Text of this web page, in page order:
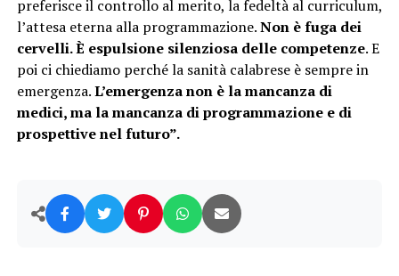
preferisce il controllo al merito, la fedeltà al curriculum,
l’attesa eterna alla programmazione.Non è fuga dei
cervelli. È espulsione silenziosa delle competenze. E
poi ci chiediamo perché la sanità calabrese è sempre in
emergenza.L’emergenza non è la mancanza di
medici, ma la mancanza di programmazione e di
prospettive nel futuro”.